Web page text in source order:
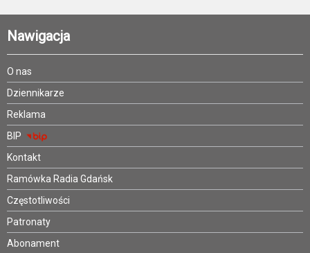
Nawigacja
O nas
Dziennikarze
Reklama
BIP
Kontakt
Ramówka Radia Gdańsk
Częstotliwości
Patronaty
Abonament